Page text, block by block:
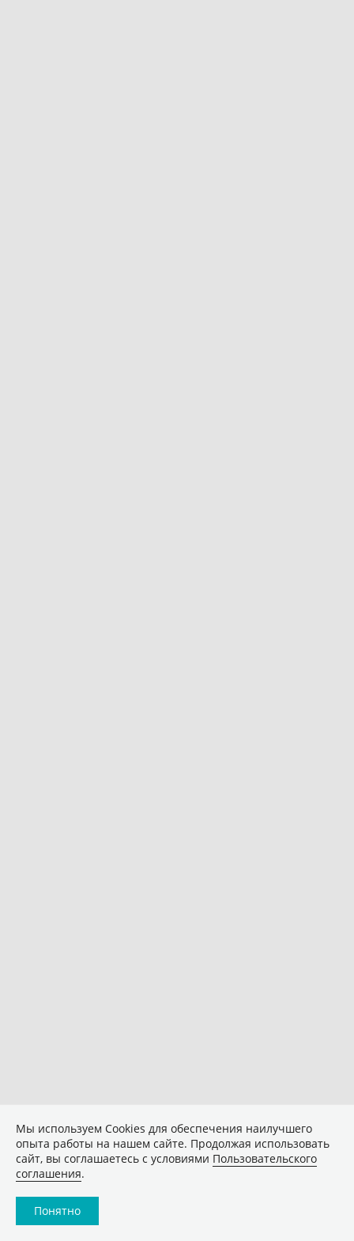
Мы используем Сookies для обеспечения наилучшего
опыта работы на нашем сайте. Продолжая использовать
сайт, вы соглашаетесь с условиями Пользовательского
соглашения.
Понятно